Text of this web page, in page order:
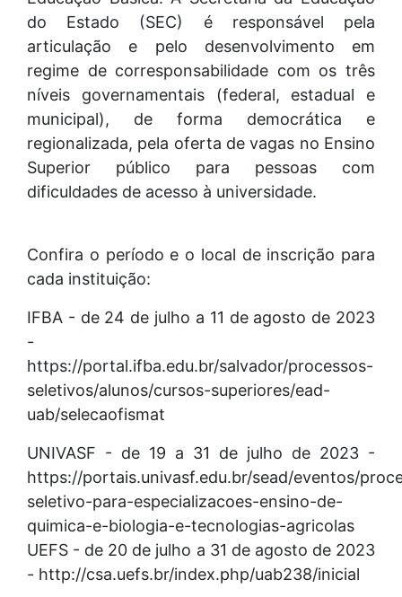
do Estado (SEC) é responsável pela
articulação e pelo desenvolvimento em
regime de corresponsabilidade com os três
níveis governamentais (federal, estadual e
municipal), de forma democrática e
regionalizada, pela oferta de vagas no Ensino
Superior público para pessoas com
dificuldades de acesso à universidade.
Confira o período e o local de inscrição para
cada instituição:
IFBA - de 24 de julho a 11 de agosto de 2023
-
https://portal.ifba.edu.br/salvador/processos-
seletivos/alunos/cursos-superiores/ead-
uab/selecaofismat
UNIVASF - de 19 a 31 de julho de 2023 -
https://portais.univasf.edu.br/sead/eventos/
seletivo-para-especializacoes-ensino-de-
quimica-e-biologia-e-tecnologias-agricolas
UEFS - de 20 de julho a 31 de agosto de 2023
- http://csa.uefs.br/index.php/uab238/inicial